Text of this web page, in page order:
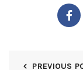
PREVIOUS